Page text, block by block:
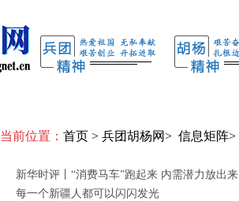
当前位置： 首页 > 兵团胡杨网> 信息矩阵>
新华时评丨“消费马车”跑起来 内需潜力放出来
每一个新疆人都可以闪闪发光